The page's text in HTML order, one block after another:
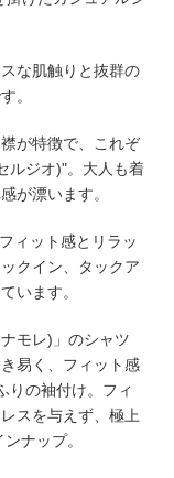
な肌触りと抜群の
。
が特徴で、これぞ
ルジオ)"。大人も着
が漂います。
ィット感とリラッ
クイン、タックア
います。
モレ)」のシャツ
易く、フィット感
りの袖付け。フィ
スを与えず、極上
ナップ。